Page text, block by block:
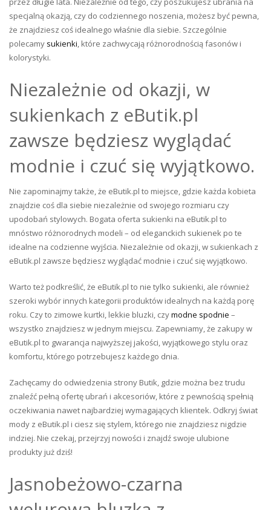
specjalną okazją, czy do codziennego noszenia, możesz być pewna,
że znajdziesz coś idealnego właśnie dla siebie. Szczególnie
polecamy sukienki, które zachwycają różnorodnością fasonów i
kolorystyki.
Niezależnie od okazji, w
sukienkach z eButik.pl
zawsze będziesz wyglądać
modnie i czuć się wyjątkowo.
Nie zapominajmy także, że eButik.pl to miejsce, gdzie każda kobieta
znajdzie coś dla siebie niezależnie od swojego rozmiaru czy
upodobań stylowych. Bogata oferta sukienki na eButik.pl to
mnóstwo różnorodnych modeli – od eleganckich sukienek po te
idealne na codzienne wyjścia. Niezależnie od okazji, w sukienkach z
eButik.pl zawsze będziesz wyglądać modnie i czuć się wyjątkowo.
Warto też podkreślić, że eButik.pl to nie tylko sukienki, ale również
szeroki wybór innych kategorii produktów idealnych na każdą porę
roku. Czy to zimowe kurtki, lekkie bluzki, czymodne spodnie –
wszystko znajdziesz w jednym miejscu. Zapewniamy, że zakupy w
eButik.pl to gwarancja najwyższej jakości, wyjątkowego stylu oraz
komfortu, którego potrzebujesz każdego dnia.
Zachęcamy do odwiedzenia strony Butik, gdzie można bez trudu
znaleźć pełną ofertę ubrań i akcesoriów, które z pewnością spełnią
oczekiwania nawet najbardziej wymagających klientek. Odkryj świat
mody z eButik.pl i ciesz się stylem, którego nie znajdziesz nigdzie
indziej. Nie czekaj, przejrzyj nowości i znajdź swoje ulubione
produkty już dziś!
Jasnobeżowo-czarna